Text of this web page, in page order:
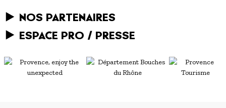
NOS PARTENAIRES
ESPACE PRO / PRESSE